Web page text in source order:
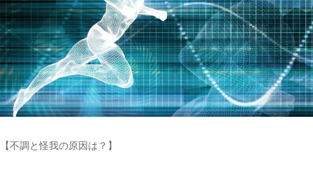
【不調と怪我の原因は？】